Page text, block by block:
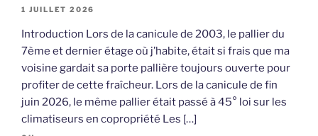
1 JUILLET 2026
Introduction Lors de la canicule de 2003, le pallier du
7ème et dernier étage où j’habite, était si frais que ma
voisine gardait sa porte pallière toujours ouverte pour
profiter de cette fraîcheur. Lors de la canicule de fin
juin 2026, le même pallier était passé à 45° loi sur les
climatiseurs en copropriété Les […]